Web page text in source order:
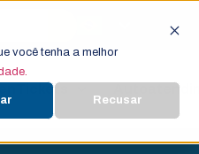
você tenha a melhor
Recusar